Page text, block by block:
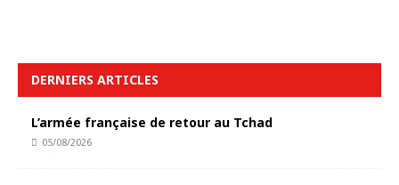
DERNIERS ARTICLES
L’armée française de retour au Tchad
05/08/2026